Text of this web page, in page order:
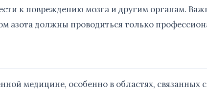
к повреждению мозга и другим органам.
азота должны проводиться только
медицине, особенно в областях, связанных с